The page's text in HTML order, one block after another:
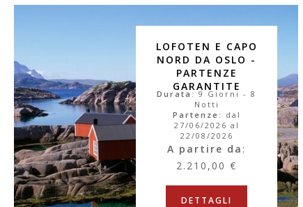
LOFOTEN E CAPO
NORD DA OSLO -
PARTENZE
GARANTITE
Durata: 9 Giorni - 8
Notti
Partenze : dal
27/06/2026 al
22/08/2026
A partire da :
2.210,00 €
DETTAGLI